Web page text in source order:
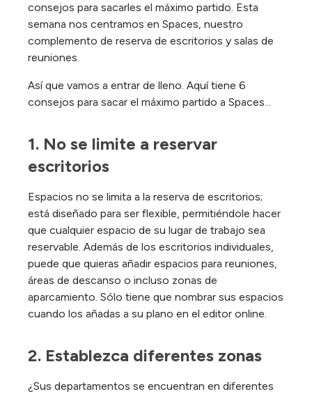
consejos para sacarles el máximo partido. Esta
semana nos centramos en Spaces, nuestro
complemento de reserva de escritorios y salas de
reuniones.
Así que vamos a entrar de lleno. Aquí tiene 6
consejos para sacar el máximo partido a Spaces...
1. No se limite a reservar
escritorios
Espacios no se limita a la reserva de escritorios;
está diseñado para ser flexible, permitiéndole hacer
que cualquier espacio de su lugar de trabajo sea
reservable. Además de los escritorios individuales,
puede que quieras añadir espacios para reuniones,
áreas de descanso o incluso zonas de
aparcamiento. Sólo tiene que nombrar sus espacios
cuando los añadas a su plano en el editor online.
2. Establezca diferentes zonas
¿Sus departamentos se encuentran en diferentes